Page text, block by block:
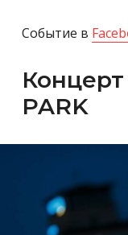
Событие в
PARK